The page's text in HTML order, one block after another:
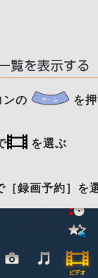
ンの を
を選ぶ
［録画予約］を